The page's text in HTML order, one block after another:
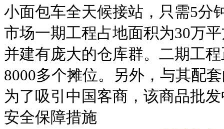
小面包车全天候接站，只需5分
市场一期工程占地面积为30万
并建有庞大的仓库群。二期工
8000多个摊位。另外，与其配
为了吸引中国客商，该商品批
安全保障措施